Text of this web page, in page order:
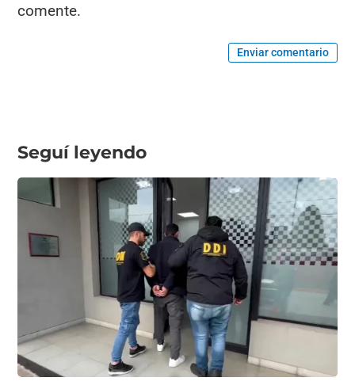
comente.
Enviar comentario
Seguí leyendo